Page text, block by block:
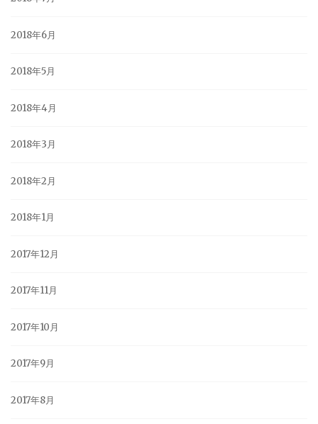
2018年6月
2018年5月
2018年4月
2018年3月
2018年2月
2018年1月
2017年12月
2017年11月
2017年10月
2017年9月
2017年8月